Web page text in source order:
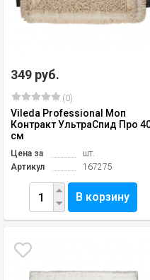
349 руб.
(0)
Vileda Professional Моп
Контракт УльтраСпид Про
см
Цена за
шт.
Артикул
167275
В корзину